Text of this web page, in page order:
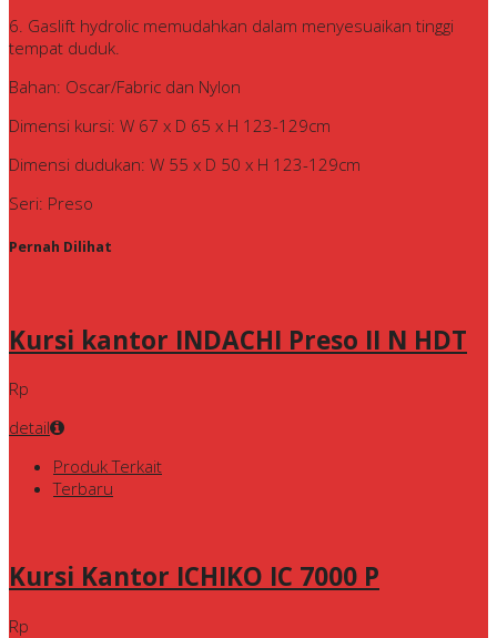
6. Gaslift hydrolic memudahkan dalam menyesuaikan tinggi
tempat duduk.
Bahan: Oscar/Fabric dan Nylon
Dimensi kursi: W 67 x D 65 x H 123-129cm
Dimensi dudukan: W 55 x D 50 x H 123-129cm
Seri: Preso
Pernah Dilihat
Kursi kantor INDACHI Preso II N HDT
Rp
detail
Produk Terkait
Terbaru
Kursi Kantor ICHIKO IC 7000 P
Rp